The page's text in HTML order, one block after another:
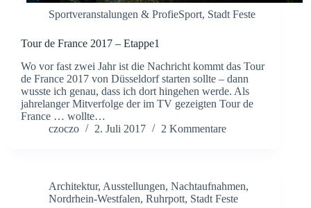
Sportveranstalungen & ProfieSport, Stadt Feste
Tour de France 2017 – Etappe1
Wo vor fast zwei Jahr ist die Nachricht kommt das Tour
de France 2017 von Düsseldorf starten sollte – dann
wusste ich genau, dass ich dort hingehen werde. Als
jahrelanger Mitverfolge der im TV gezeigten Tour de
France … wollte…
czoczo
2. Juli 2017 2 Kommentare
Architektur, Ausstellungen, Nachtaufnahmen,
Nordrhein-Westfalen, Ruhrpott, Stadt Feste